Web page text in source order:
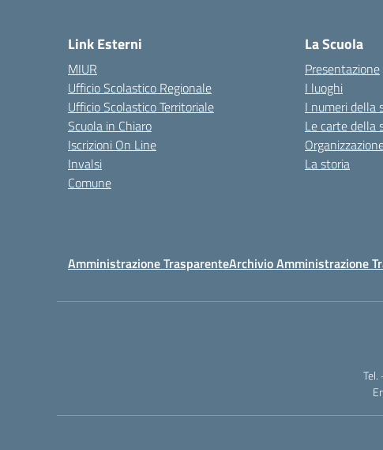
Link Esterni
MIUR
Ufficio Scolastico Regionale
Ufficio Scolastico Territoriale
Scuola in Chiaro
Iscrizioni On Line
Invalsi
Comune
La Scuola
Presentazione
I luoghi
I numeri della
Le carte della
La storia
Amministrazione TrasparenteArchivio Amministrazione